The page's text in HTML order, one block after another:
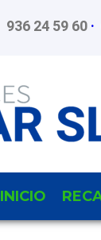
936 24 59 60 ·
INICIO